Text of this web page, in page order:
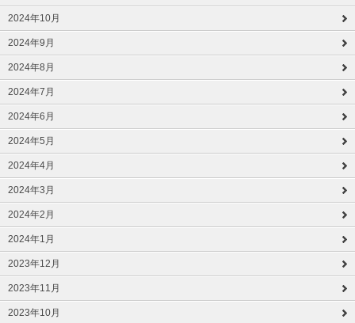
2024年10月
2024年9月
2024年8月
2024年7月
2024年6月
2024年5月
2024年4月
2024年3月
2024年2月
2024年1月
2023年12月
2023年11月
2023年10月